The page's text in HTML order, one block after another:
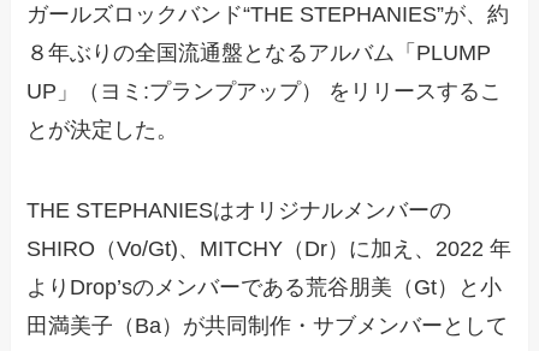
ガールズロックバンド“THE STEPHANIES”が、約
８年ぶりの全国流通盤となるアルバム「PLUMP
UP」（ヨミ:プランプアップ） をリリースするこ
とが決定した。
THE STEPHANIESはオリジナルメンバーの
SHIRO（Vo/Gt)、MITCHY（Dr）に加え、2022 年
よりDrop’sのメンバーである荒谷朋美（Gt）と小
田満美子（Ba）が共同制作・サブメンバーとして